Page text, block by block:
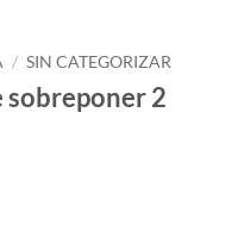
/ SIN CATEGORIZAR
sobreponer 2